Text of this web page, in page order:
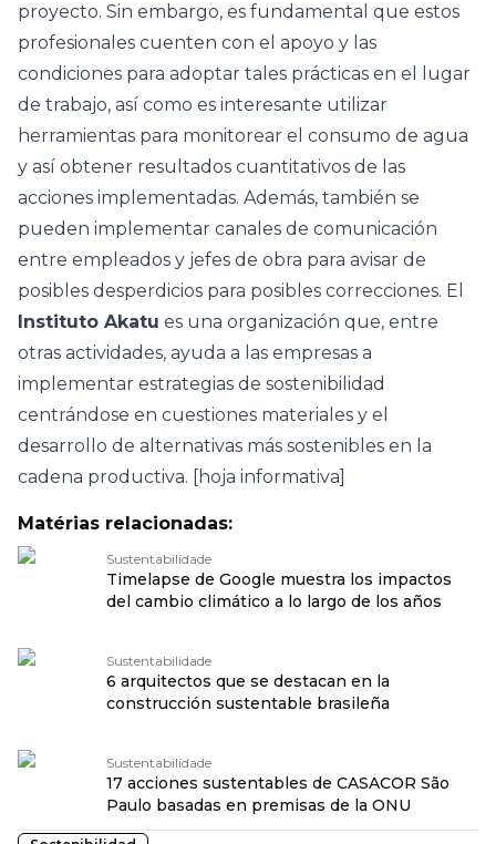
proyecto. Sin embargo, es fundamental que estos
profesionales cuenten con el apoyo y las
condiciones para adoptar tales prácticas en el lugar
de trabajo, así como es interesante utilizar
herramientas para monitorear el consumo de agua
y así obtener resultados cuantitativos de las
acciones implementadas. Además, también se
pueden implementar canales de comunicación
entre empleados y jefes de obra para avisar de
posibles desperdicios para posibles correcciones. El
Instituto Akatu es una organización que, entre
otras actividades, ayuda a las empresas a
implementar estrategias de sostenibilidad
centrándose en cuestiones materiales y el
desarrollo de alternativas más sostenibles en la
cadena productiva. [hoja informativa]
Matérias relacionadas:
Sustentabilidade
Timelapse de Google muestra los impactos
del cambio climático a lo largo de los años
Sustentabilidade
6 arquitectos que se destacan en la
construcción sustentable brasileña
Sustentabilidade
17 acciones sustentables de CASACOR São
Paulo basadas en premisas de la ONU